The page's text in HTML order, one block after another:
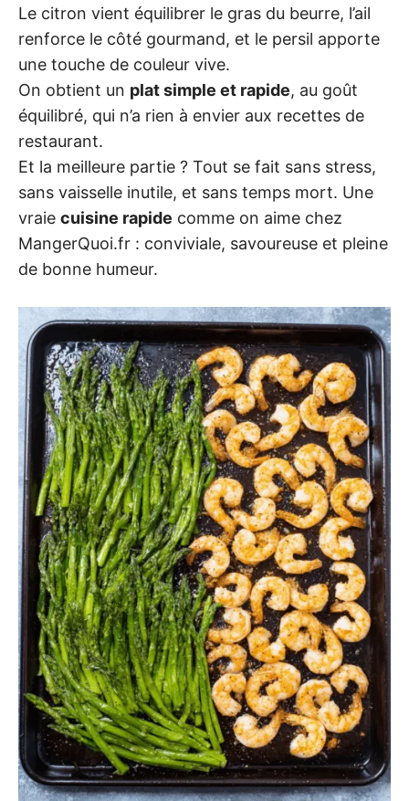
Le citron vient équilibrer le gras du beurre, l’ail
renforce le côté gourmand, et le persil apporte
une touche de couleur vive.
On obtient un plat simple et rapide, au goût
équilibré, qui n’a rien à envier aux recettes de
restaurant.
Et la meilleure partie ? Tout se fait sans stress,
sans vaisselle inutile, et sans temps mort. Une
vraie cuisine rapide comme on aime chez
MangerQuoi.fr : conviviale, savoureuse et pleine
de bonne humeur.